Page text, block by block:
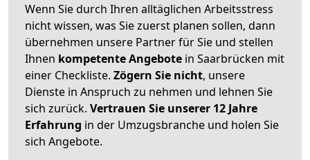
Wenn Sie durch Ihren alltäglichen Arbeitsstress
nicht wissen, was Sie zuerst planen sollen, dann
übernehmen unsere Partner für Sie und stellen
Ihnen kompetente Angebote in Saarbrücken mit
einer Checkliste. Zögern Sie nicht, unsere
Dienste in Anspruch zu nehmen und lehnen Sie
sich zurück. Vertrauen Sie unserer 12 Jahre
Erfahrung in der Umzugsbranche und holen Sie
sich Angebote.